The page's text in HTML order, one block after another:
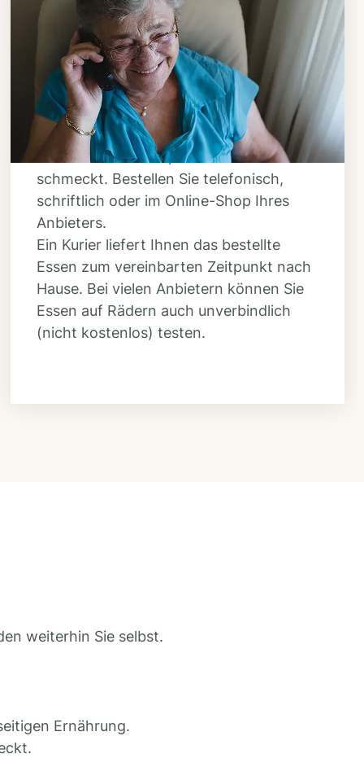
Schritt 3
Bestellen & liefern
lassen
Suchen Sie sich aus dem Speiseplan
Ihres Anbieters aus, was Ihnen
schmeckt. Bestellen Sie telefonisch,
schriftlich oder im Online-Shop Ihres
Anbieters.
Ein Kurier liefert Ihnen das bestellte
Essen zum vereinbarten Zeitpunkt nach
Hause. Bei vielen Anbietern können Sie
Essen auf Rädern auch unverbindlich
(nicht kostenlos) testen.
weiterhin Sie selbst.
Ernährung.